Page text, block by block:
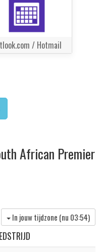
/ Hotmail
African Premier
In jouw tijdzone (nu 03:54)